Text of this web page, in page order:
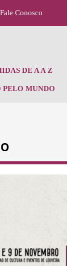
Fale Conosco
DE A A Z
PELO MUNDO